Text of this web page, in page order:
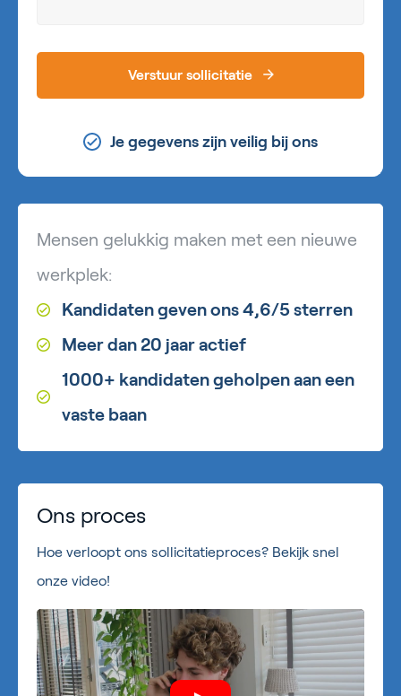
Verstuur sollicitatie
Je gegevens zijn veilig bij ons
Mensen gelukkig maken met een nieuwe
werkplek:
Kandidaten geven ons 4,6/5 sterren
Meer dan 20 jaar actief
1000+ kandidaten geholpen aan een
vaste baan
Ons proces
Hoe verloopt ons sollicitatieproces? Bekijk snel
onze video!